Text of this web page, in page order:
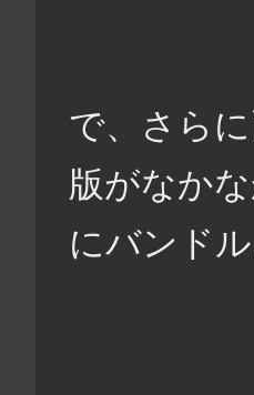
で、さら
版がなか
にバンド